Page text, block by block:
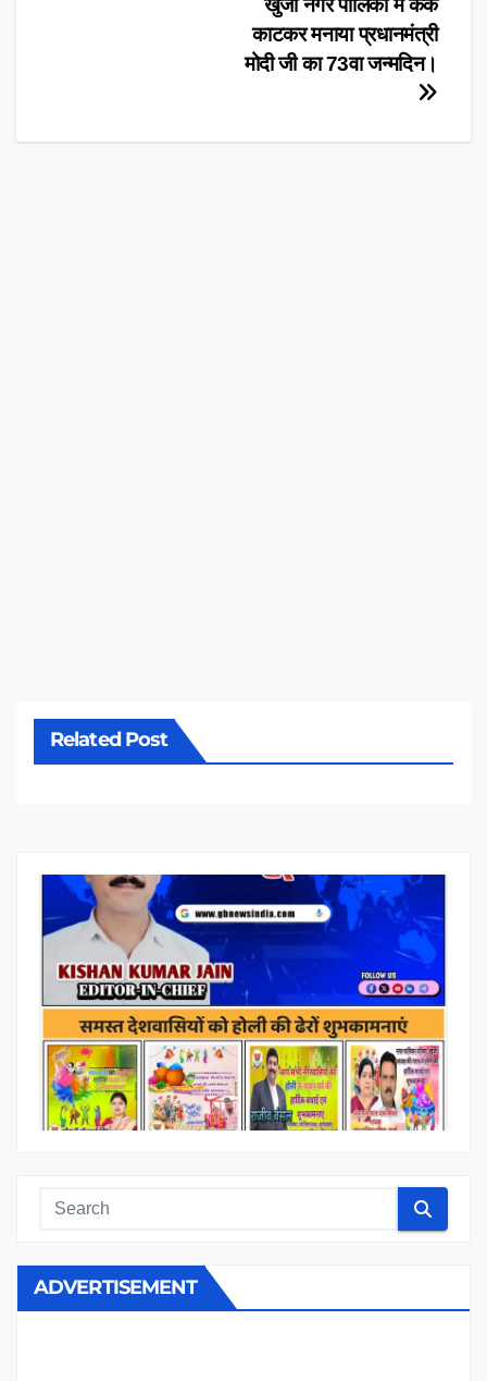
काटकर मनाया प्रधानमंत्री
मोदी जी का 73वा जन्मदिन।
Related Post
ADVERTISEMENT